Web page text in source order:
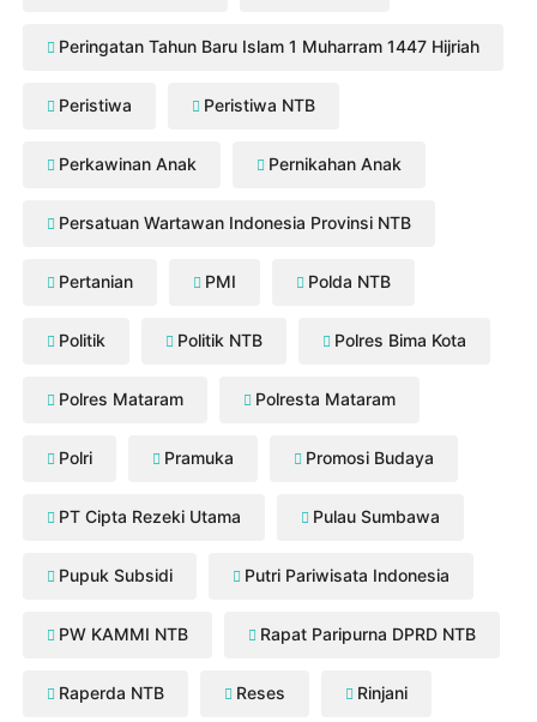
Peringatan Tahun Baru Islam 1 Muharram 1447 Hijriah
Peristiwa Peristiwa NTB
Perkawinan Anak Pernikahan Anak
Persatuan Wartawan Indonesia Provinsi NTB
Pertanian PMI Polda NTB
Politik Politik NTB Polres Bima Kota
Polres Mataram Polresta Mataram
Polri Pramuka Promosi Budaya
PT Cipta Rezeki Utama Pulau Sumbawa
Pupuk Subsidi Putri Pariwisata Indonesia
PW KAMMI NTB Rapat Paripurna DPRD NTB
Raperda NTB Reses Rinjani